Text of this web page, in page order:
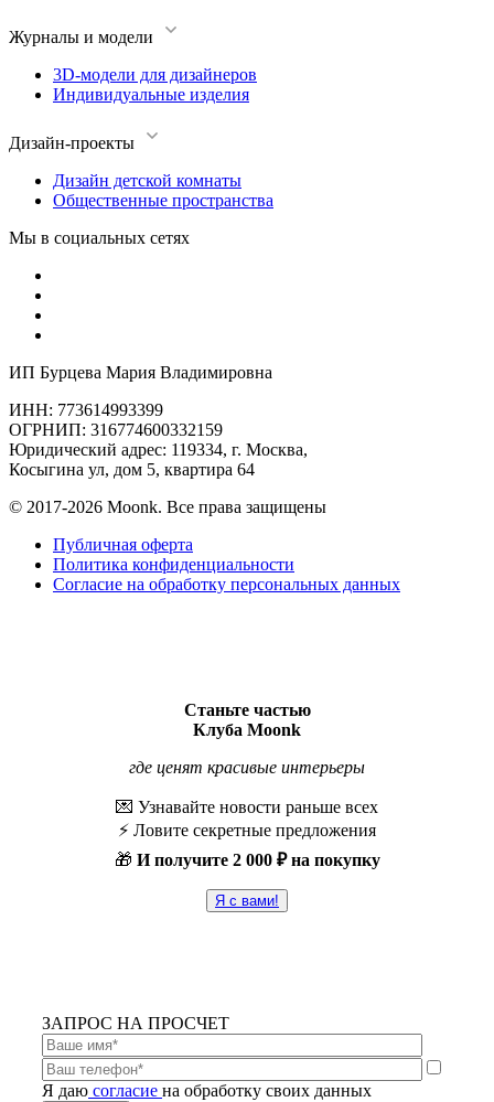
Журналы и модели
3D-модели для дизайнеров
Индивидуальные изделия
Дизайн-проекты
Дизайн детской комнаты
Общественные пространства
Мы в социальных сетях
ИП Бурцева Мария Владимировна
ИНН: 773614993399
ОГРНИП: 316774600332159
Юридический адрес: 119334, г. Москва,
Косыгина ул, дом 5, квартира 64
© 2017-2026 Moonk. Все права защищены
Публичная оферта
Политика конфиденциальности
Согласие на обработку персональных данных
Станьте частью
Клуба Moonk
где ценят красивые интерьеры
💌 Узнавайте новости раньше всех
⚡️ Ловите секретные предложения
🎁 И получите 2 000 ₽ на покупку
Я с вами!
ЗАПРОС НА ПРОСЧЕТ
Я даю согласие на обработку своих данных